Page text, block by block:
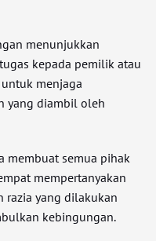
menunjukkan
kepada pemilik atau
menjaga
yang diambil oleh
membuat semua pihak
mempertanyakan
razia yang dilakukan
kebingungan.